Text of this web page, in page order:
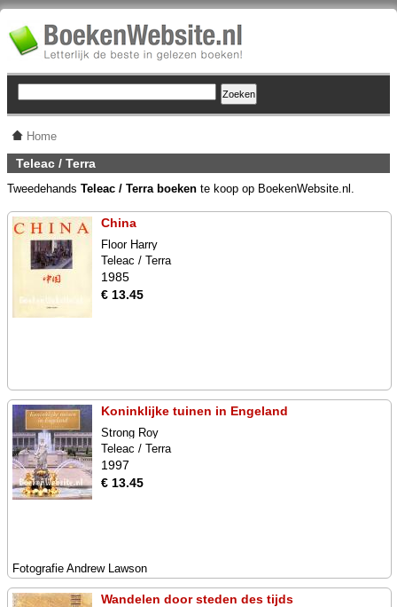
Home
Teleac / Terra
Tweedehands Teleac / Terra boeken te koop op BoekenWebsite.nl.
China
Floor Harry
Teleac / Terra
1985
€ 13.45
Koninklijke tuinen in Engeland
Strong Roy
Teleac / Terra
1997
€ 13.45
Fotografie Andrew Lawson
Wandelen door steden des tijds